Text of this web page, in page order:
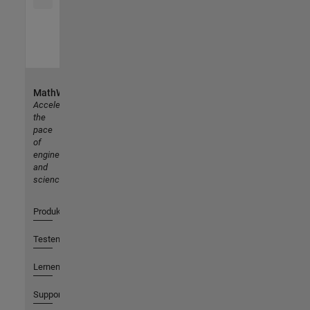
MathWorks
Accelerating
the
pace
of
engineering
and
science
Produkte
Testen oder Kaufen
Lernen
Support